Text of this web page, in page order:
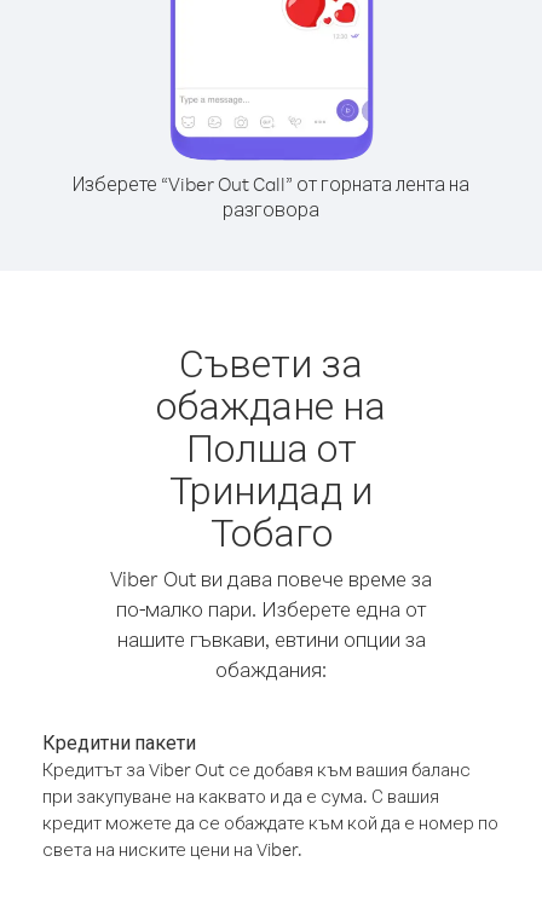
Изберете “Viber Out Call” от горната лента на
разговора
Съвети за
обаждане на
Полша от
Тринидад и
Тобаго
Viber Out ви дава повече време за
по-малко пари. Изберете една от
нашите гъвкави, евтини опции за
обаждания:
Кредитни пакети
Кредитът за Viber Out се добавя към вашия баланс
при закупуване на каквато и да е сума. С вашия
кредит можете да се обаждате към кой да е номер по
света на ниските цени на Viber.